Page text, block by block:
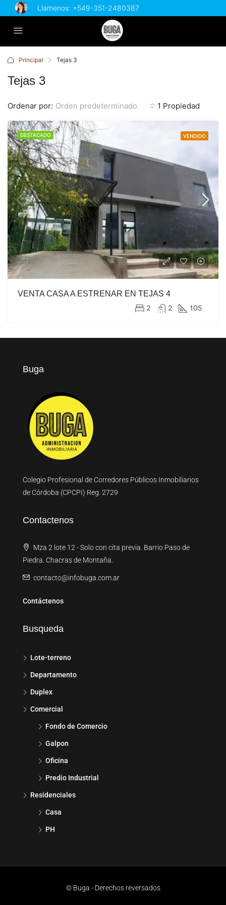
Llamenos: +549-351-2480387
Principal Tejas 3
Tejas 3
1 Propiedad
Ordenar por: Orden predeterminado
DESTACADO VENDIDO
VENTA CASA A ESTRENAR EN TEJAS 4
2
2 105
Buga
Colegio Profesional de Corredores Públicos Inmobiliarios
de Córdoba (CPCPI) Reg. 2729
Contactenos
Mza 2 lote 12 - Solo con cita previa. Barrio Paso de
Piedra. Chacras de Montaña.
contacto@infobuga.com.ar
Contáctenos
Busqueda
Lote-terreno
Departamento
Duplex
Comercial
Fondo de Comercio
Galpon
Oficina
Predio Industrial
Residenciales
Casa
PH
© Buga - Derechos reversados